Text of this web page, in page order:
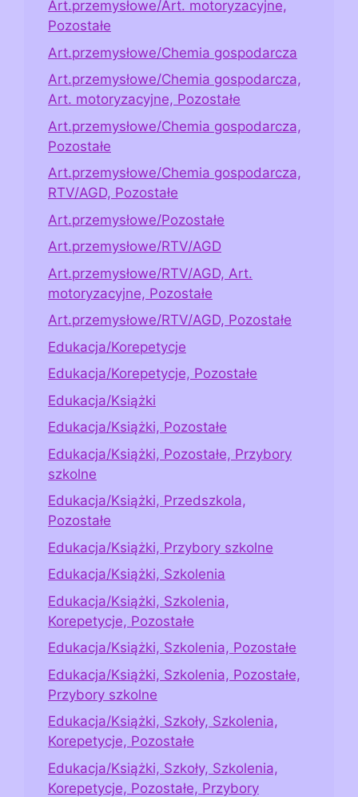
Art.przemysłowe/Art. motoryzacyjne,
Pozostałe
Art.przemysłowe/Chemia gospodarcza
Art.przemysłowe/Chemia gospodarcza,
Art. motoryzacyjne, Pozostałe
Art.przemysłowe/Chemia gospodarcza,
Pozostałe
Art.przemysłowe/Chemia gospodarcza,
RTV/AGD, Pozostałe
Art.przemysłowe/Pozostałe
Art.przemysłowe/RTV/AGD
Art.przemysłowe/RTV/AGD, Art.
motoryzacyjne, Pozostałe
Art.przemysłowe/RTV/AGD, Pozostałe
Edukacja/Korepetycje
Edukacja/Korepetycje, Pozostałe
Edukacja/Książki
Edukacja/Książki, Pozostałe
Edukacja/Książki, Pozostałe, Przybory
szkolne
Edukacja/Książki, Przedszkola,
Pozostałe
Edukacja/Książki, Przybory szkolne
Edukacja/Książki, Szkolenia
Edukacja/Książki, Szkolenia,
Korepetycje, Pozostałe
Edukacja/Książki, Szkolenia, Pozostałe
Edukacja/Książki, Szkolenia, Pozostałe,
Przybory szkolne
Edukacja/Książki, Szkoły, Szkolenia,
Korepetycje, Pozostałe
Edukacja/Książki, Szkoły, Szkolenia,
Korepetycje, Pozostałe, Przybory